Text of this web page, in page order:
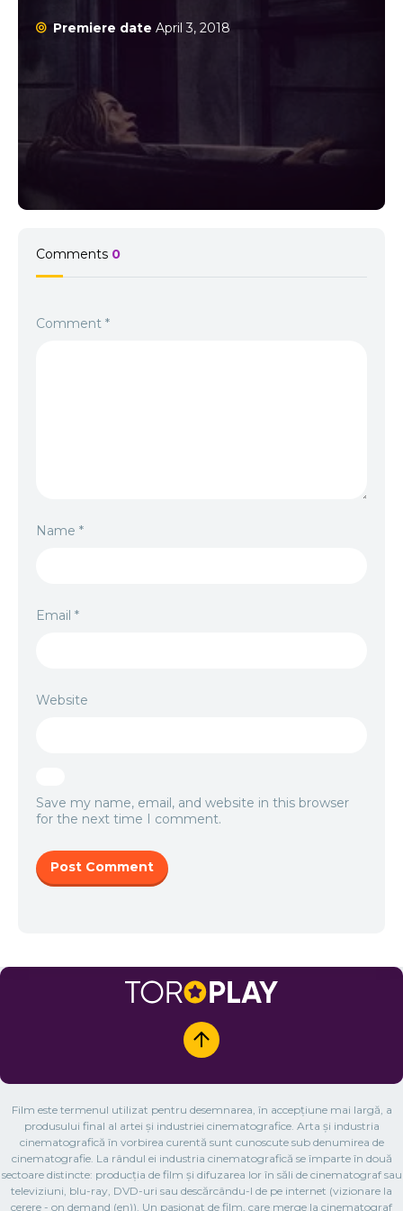
Premiere date April 3, 2018
Comments 0
Comment *
Name *
Email *
Website
Save my name, email, and website in this browser
for the next time I comment.
Film este termenul utilizat pentru desemnarea, în accepțiune mai largă, a
produsului final al artei și industriei cinematografice. Arta și industria
cinematografică în vorbirea curentă sunt cunoscute sub denumirea de
cinematografie. La rândul ei industria cinematografică se împarte în două
sectoare distincte: producția de film și difuzarea lor în săli de cinematograf sau
televiziuni, blu-ray, DVD-uri sau descărcându-l de pe internet (vizionare la
cerere - on demand (en)). Un pasionat de film, care merge la cinematograf